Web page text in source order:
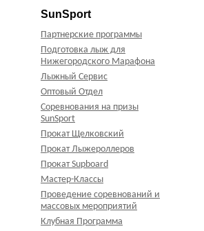
SunSport
Партнерские программы
Подготовка лыж для
Нижегородского Марафона
Лыжный Сервис
Оптовый Отдел
Соревнования на призы
SunSport
Прокат Щелковский
Прокат Лыжероллеров
Прокат Supboard
Мастер-Классы
Проведение соревнований и
массовых мероприятий
Клубная Программа